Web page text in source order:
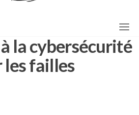
la cybersécurité
les failles